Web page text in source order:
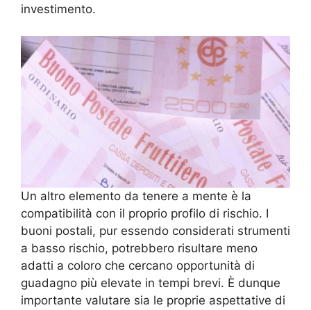
investimento.
Un altro elemento da tenere a mente è la
compatibilità con il proprio profilo di rischio. I
buoni postali, pur essendo considerati strumenti
a basso rischio, potrebbero risultare meno
adatti a coloro che cercano opportunità di
guadagno più elevate in tempi brevi. È dunque
importante valutare sia le proprie aspettative di